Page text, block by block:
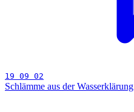
19 09 02
Schlämme aus der Wasserklärung